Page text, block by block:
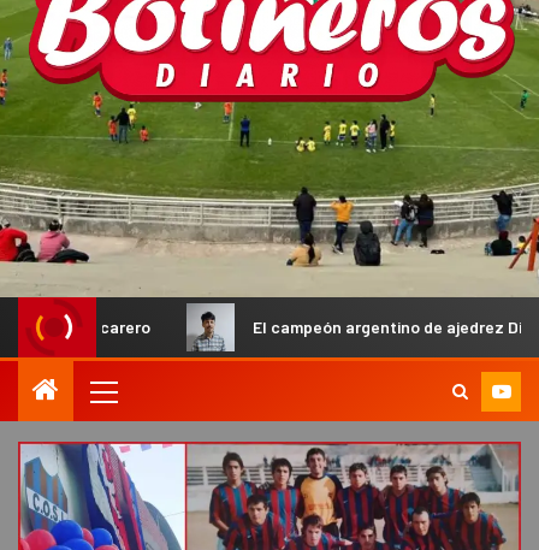
El campeón argentino de ajedrez Diego Flores ya